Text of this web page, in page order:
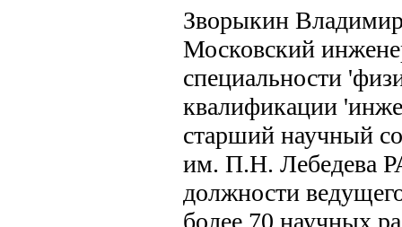
Зворыкин
Московский
специальности
квалификации
старший научный
им. П.Н. Лебедева
должности
более 70 научных